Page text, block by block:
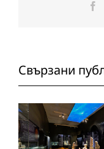
Свързани